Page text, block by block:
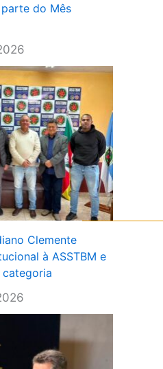
parte do Mês
Clemente
à ASSTBM e